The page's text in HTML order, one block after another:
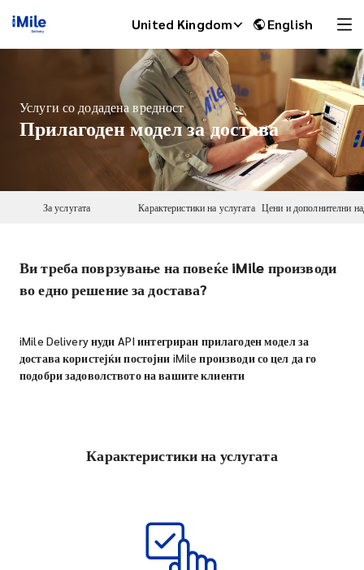
United Kingdom English
Услуги со додадена вредност
Прилагоден модел за достава
За услугата Карактеристики на услугата
Ви треба поврзување на повеќе iMile производи
во едно решение за достава?
iMile Delivery нуди API интегриран прилагоден модел за
достава користејќи постојни iMile производи со цел да го
подобри задоволството на вашите клиенти
Карактеристики на услугата
iMile Chat